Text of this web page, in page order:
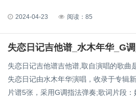
2024-04-23 阅读：85
失恋日记吉他谱_水木年华_G
失恋日记吉他谱吉他谱,取自演唱的歌曲
失恋日记由水木年华演唱，收录于专辑
片谱5张，采用G调指法弹奏;歌词片段：